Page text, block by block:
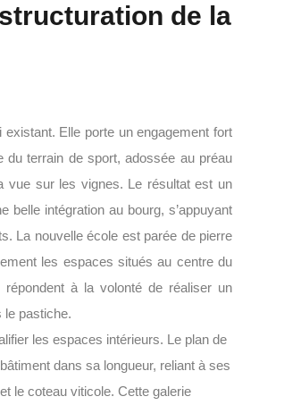
de la
existant. Elle porte un engagement fort
du terrain de sport, adossée au préau
vue sur les vignes. Le résultat est un
intégration au bourg, s’appuyant
La nouvelle école est parée de pierre
les espaces situés au centre du
répondent à la volonté de réaliser un
le pastiche.
les espaces intérieurs. Le plan de
dans sa longueur, reliant à ses
le coteau viticole. Cette galerie